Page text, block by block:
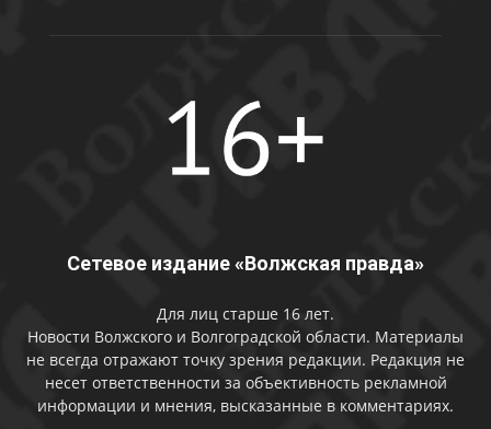
Сетевое издание «Волжская правда»
Для лиц старше 16 лет.
Новости Волжского и Волгоградской области. Материалы
не всегда отражают точку зрения редакции. Редакция не
несет ответственности за объективность рекламной
информации и мнения, высказанные в комментариях.